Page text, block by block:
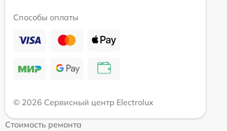
Способы оплаты
© 2026 Сервисный центр Electrolux
Стоимость ремонта